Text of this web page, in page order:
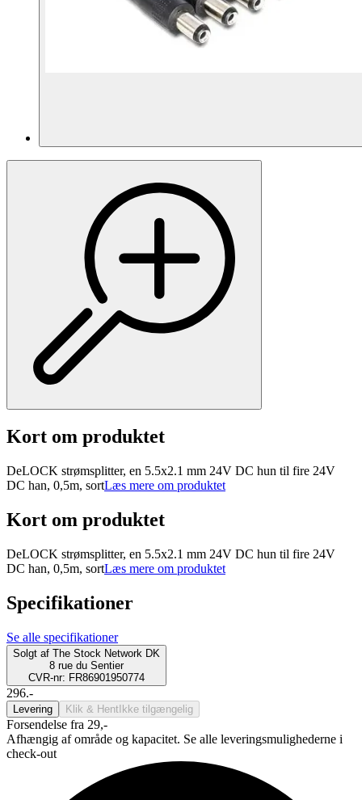
Kort om produktet
DeLOCK strømsplitter, en 5.5x2.1 mm 24V DC hun til fire 24V
DC han, 0,5m, sortLæs mere om produktet
Kort om produktet
DeLOCK strømsplitter, en 5.5x2.1 mm 24V DC hun til fire 24V
DC han, 0,5m, sortLæs mere om produktet
Specifikationer
Se alle specifikationer
Solgt af The Stock Network DK
8 rue du Sentier
CVR-nr: FR86901950774
296.-
Levering Klik & Hent Ikke tilgængelig
Forsendelse fra 29,-
Afhængig af område og kapacitet. Se alle leveringsmulighederne i
check-out